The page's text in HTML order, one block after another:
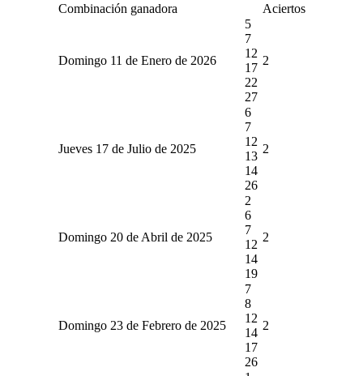
Combinación ganadora Aciertos
Domingo 11 de Enero de 2026
5
7
12
17
22
27
2
Jueves 17 de Julio de 2025
6
7
12
13
14
26
2
Domingo 20 de Abril de 2025
2
6
7
12
14
19
2
Domingo 23 de Febrero de 2025
7
8
12
14
17
26
2